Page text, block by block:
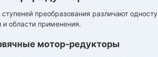
ступеней преобразования различают
и области применения.
мотор-редукторы